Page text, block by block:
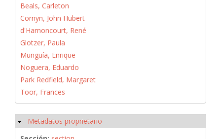
Beals, Carleton
Cornyn, John Hubert
d'Harnoncourt, René
Glotzer, Paula
Munguía, Enrique
Noguera, Eduardo
Park Redfield, Margaret
Toor, Frances
Ocultar
Metadatos proprietario